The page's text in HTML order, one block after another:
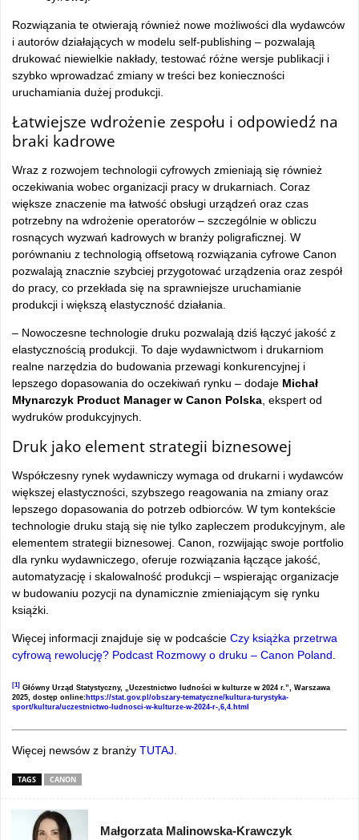
Rozwiązania te otwierają również nowe możliwości dla wydawców
i autorów działających w modelu self-publishing – pozwalają
drukować niewielkie nakłady, testować różne wersje publikacji i
szybko wprowadzać zmiany w treści bez konieczności
uruchamiania dużej produkcji.
Łatwiejsze wdrożenie zespołu i odpowiedź na
braki kadrowe
Wraz z rozwojem technologii cyfrowych zmieniają się również
oczekiwania wobec organizacji pracy w drukarniach. Coraz
większe znaczenie ma łatwość obsługi urządzeń oraz czas
potrzebny na wdrożenie operatorów – szczególnie w obliczu
rosnących wyzwań kadrowych w branży poligraficznej. W
porównaniu z technologią offsetową rozwiązania cyfrowe Canon
pozwalają znacznie szybciej przygotować urządzenia oraz zespół
do pracy, co przekłada się na sprawniejsze uruchamianie
produkcji i większą elastyczność działania.
– Nowoczesne technologie druku pozwalają dziś łączyć jakość z
elastycznością produkcji. To daje wydawnictwom i drukarniom
realne narzędzia do budowania przewagi konkurencyjnej i
lepszego dopasowania do oczekiwań rynku – dodaje Michał
Młynarczyk Product Manager w Canon Polska , ekspert od
wydruków produkcyjnych.
Druk jako element strategii biznesowej
Współczesny rynek wydawniczy wymaga od drukarni i wydawców
większej elastyczności, szybszego reagowania na zmiany oraz
lepszego dopasowania do potrzeb odbiorców. W tym kontekście
technologie druku stają się nie tylko zapleczem produkcyjnym, ale
elementem strategii biznesowej. Canon, rozwijając swoje portfolio
dla rynku wydawniczego, oferuje rozwiązania łączące jakość,
automatyzację i skalowalność produkcji – wspierając organizacje
w budowaniu pozycji na dynamicznie zmieniającym się rynku
książki.
Więcej informacji znajduje się w podcaście Czy książka przetrwa
cyfrową rewolucję? Podcast Rozmowy o druku – Canon Poland
[1] Główny Urząd Statystyczny, „Uczestnictwo ludności w kulturze w 2024 r.”, Warszawa
2025, dostęp online:https://stat.gov.pl/obszary-tematyczne/kultura-turystyka-
sport/kultura/uczestnictwo-ludnosci-w-kulturze-w-2024-r-,6,4.html
Więcej newsów z branży TUTAJ
TAGS CANON
Małgorzata Malinowska-Krawczyk